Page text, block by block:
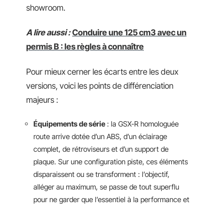
showroom.
A lire aussi : Conduire une 125 cm3 avec un
permis B : les règles à connaître
Pour mieux cerner les écarts entre les deux
versions, voici les points de différenciation
majeurs :
Équipements de série : la GSX-R homologuée
route arrive dotée d’un ABS, d’un éclairage
complet, de rétroviseurs et d’un support de
plaque. Sur une configuration piste, ces éléments
disparaissent ou se transforment : l’objectif,
alléger au maximum, se passe de tout superflu
pour ne garder que l’essentiel à la performance et